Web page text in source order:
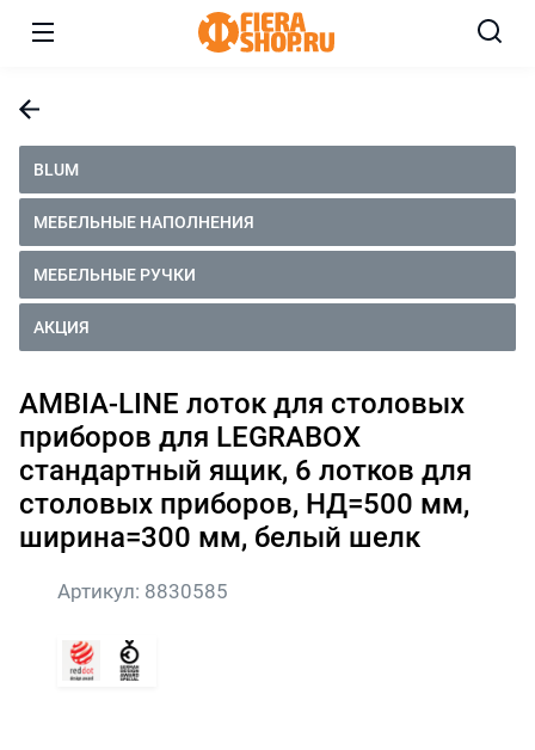
BLUM
МЕБЕЛЬНЫЕ НАПОЛНЕНИЯ
МЕБЕЛЬНЫЕ РУЧКИ
АКЦИЯ
AMBIA-LINE лоток для столовых
приборов для LEGRABOX
стандартный ящик, 6 лотков для
столовых приборов, НД=500 мм,
ширина=300 мм, белый шелк
Артикул: 8830585